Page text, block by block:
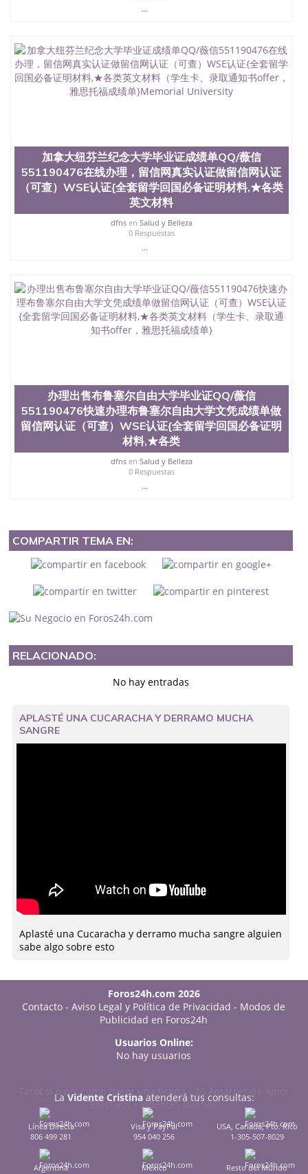
...
加拿大纽芬兰纪念大学毕业证成绩单QQ/薇信
551190476在线办理，留信网真实认证做留信网认证
（可查）WSE认证{全套留学回国必备证明材料,★各类
英文材料
dfnsen Salud y Belleza
0 Respuestas
...
办理出售布鲁塞尔自由大学毕业证QQ/薇信
551190476快速办理布鲁塞尔自由大学文凭成绩单做
留信网认证（可查）WSE认证{全套留学回国必备证明
材料,★各类
dfnsen Salud y Belleza
0 Respuestas
...
COMPARTIR TEMA EN:
RELACIONADO:
No hay entradas
APLASTÉ UNA CUCARACHA Y DERRAMO MUCHA
SANGRE
Aplasté una Cucaracha y derramo mucha sangre alguien
sabe algo sobre esto
Foros24h.com 2026
Contacto -Aviso Legal y Política de Privacidad - Modos de
Publicidad en Foros24h
Usuarios Online:
No hay usuarios
Tarot sí o no: cómo hacer una tirada-
20 Amarres de Amor
Efectivos-Videntes Buenas
La Vidente Cristinaatenderá tus consultas:
Línea Directa
806 499 281
Visa y PayPal
954 040 256
USA, Canadá, Pto. Rico
1-305-507-8029
Argentina
México
Resto del Mundo